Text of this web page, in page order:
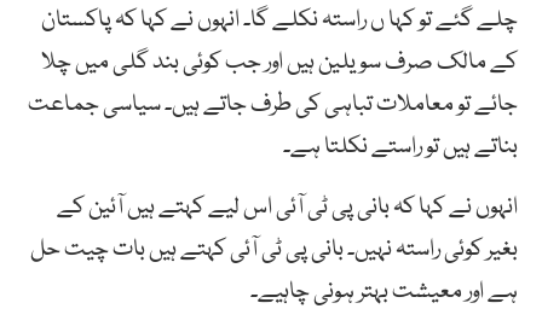
چلے گئے تو کہا ں راستہ نکلے گا۔ انہوں نے کہا کہ پاکستان
کے مالک صرف سویلین ہیں اور جب کوئی بند گلی میں چلا
جائے تو معاملات تباہی کی طرف جاتے ہیں۔ سیاسی جماعت
بناتے ہیں تو راستے نکلتا ہے۔
انہوں نے کہا کہ بانی پی ٹی آئی اس لیے کہتے ہیں آئین کے
بغیر کوئی راستہ نہیں۔ بانی پی ٹی آئی کہتے ہیں بات چیت حل
ہے اور معیشت بہتر ہونی چاہیے۔